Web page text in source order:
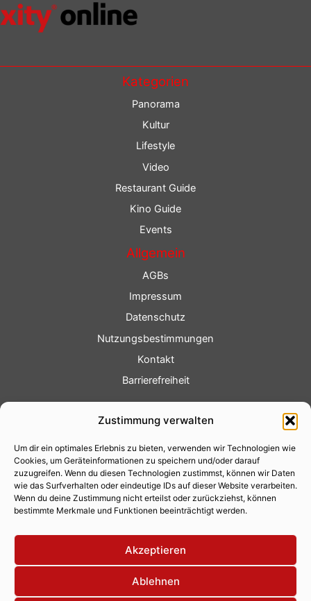
Zustimmung verwalten
Um dir ein optimales Erlebnis zu bieten, verwenden wir Technologien wie
Cookies, um Geräteinformationen zu speichern und/oder darauf
zuzugreifen. Wenn du diesen Technologien zustimmst, können wir Daten
wie das Surfverhalten oder eindeutige IDs auf dieser Website verarbeiten.
Wenn du deine Zustimmung nicht erteilst oder zurückziehst, können
bestimmte Merkmale und Funktionen beeinträchtigt werden.
Akzeptieren
Ablehnen
Kategorien
Panorama
Kultur
Lifestyle
Video
Restaurant Guide
Kino Guide
Events
Allgemein
AGBs
Impressum
Datenschutz
Nutzungsbestimmungen
Kontakt
Barrierefreiheit
Fotoservice
Videoservice
Werbung
Contenterstellung
Lokalnachrichten
Lokalfernsehen
Eventkalender